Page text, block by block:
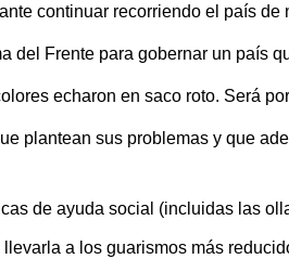
continuar recorriendo el país de
del Frente para gobernar un país
echaron en saco roto. Será
plantean sus problemas y que
de ayuda social (incluidas las
a los guarismos más